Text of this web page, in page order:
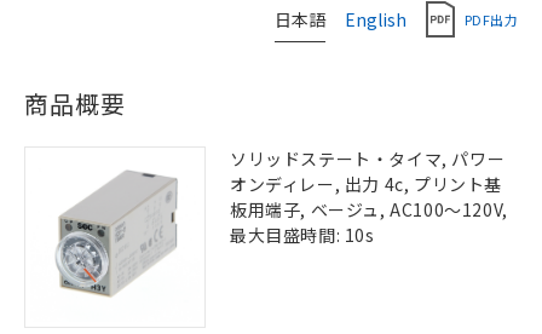
日本語 English PDF出力
商品概要
ソリッドステート・タイマ, パワー
オンディレー, 出力 4c, プリント基
板用端子, ベージュ, AC100～120V,
最大目盛時間: 10s